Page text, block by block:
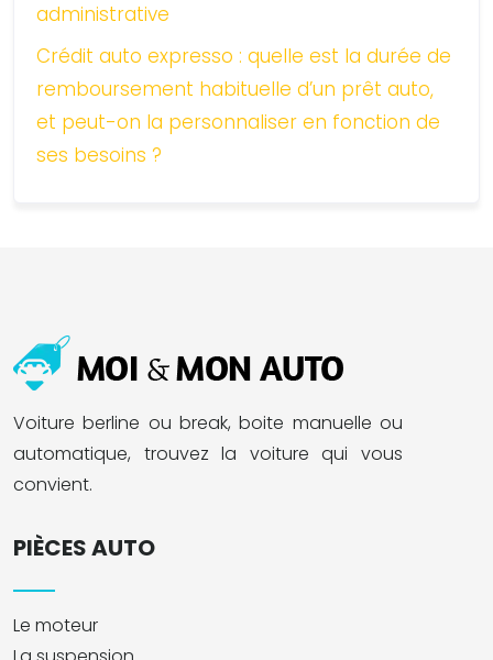
administrative
Crédit auto expresso : quelle est la durée de
remboursement habituelle d’un prêt auto,
et peut-on la personnaliser en fonction de
ses besoins ?
Voiture berline ou break, boite manuelle ou
automatique, trouvez la voiture qui vous
convient.
PIÈCES AUTO
Le moteur